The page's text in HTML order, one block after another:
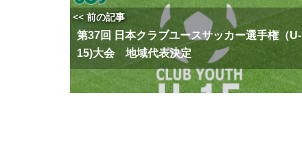
<< 前の記事
第37回 日本クラブユースサッカー選手権（U-
15)大会 地域代表決定